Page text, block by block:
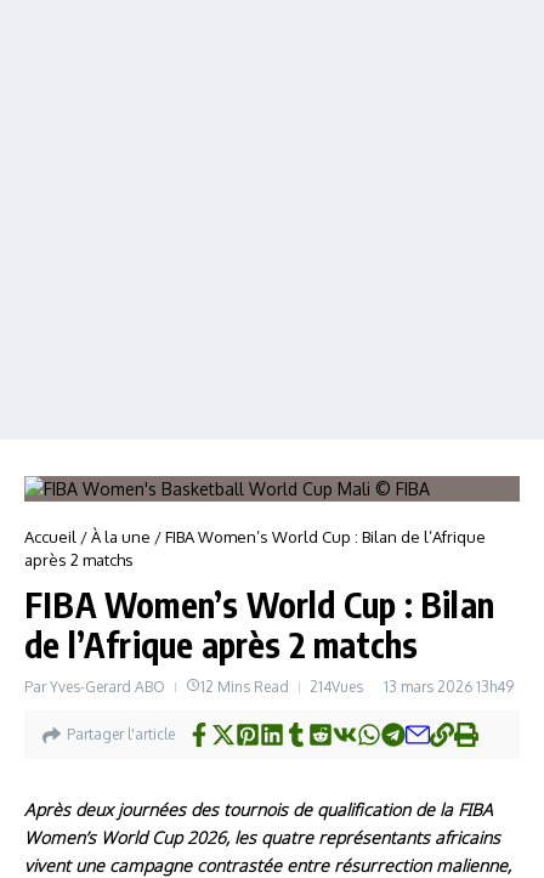
Accueil /À la une /FIBA Women’s World Cup : Bilan de l’Afrique
après 2 matchs
FIBA Women’s World Cup : Bilan
de l’Afrique après 2 matchs
ParYves-Gerard ABO 12 Mins Read 214Vues 13 mars 2026 13h49
Partager l'article
Après deux journées des tournois de qualification de la FIBA
Women’s World Cup 2026, les quatre représentants africains
vivent une campagne contrastée entre résurrection malienne,